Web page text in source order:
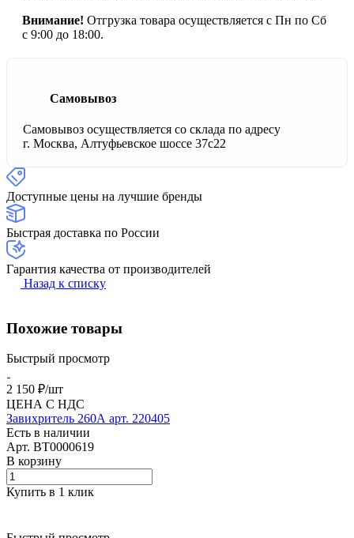
Внимание! Отгрузка товара осуществляется с Пн по Сб
с 9:00 до 18:00.
Самовывоз
Самовывоз осуществляется со склада по адресу
г. Москва, Алтуфьевское шоссе 37с22
Доступные цены на лучшие бренды
Быстрая доставка по России
Гарантия качества от производителей
Назад к списку
Похожие товары
Быстрый просмотр
2 150 ₽/шт
ЦЕНА С НДС
Завихритель 260А арт. 220405
Есть в наличии
Арт. BT0000619
В корзину
Купить в 1 клик